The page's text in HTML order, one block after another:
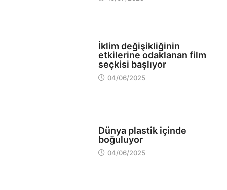
İklim değişikliğinin
etkilerine odaklanan film
seçkisi başlıyor
04/06/2025
Dünya plastik içinde
boğuluyor
04/06/2025